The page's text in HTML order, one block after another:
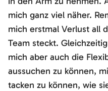
mich ganz viel näher.
mich erstmal Verlust all
Team steckt.
mich aber auch die
aussuchen zu können,
tacken zu können, wie